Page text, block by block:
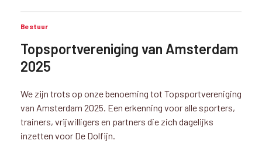
Bestuur
Topsportvereniging van Amsterdam
2025
We zijn trots op onze benoeming tot Topsportvereniging
van Amsterdam 2025. Een erkenning voor alle sporters,
trainers, vrijwilligers en partners die zich dagelijks
inzetten voor De Dolfijn.